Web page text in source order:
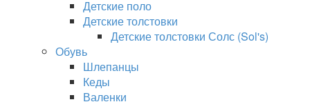
Детские поло
Детские толстовки
Детские толстовки Солс (Sol's)
Обувь
Шлепанцы
Кеды
Валенки